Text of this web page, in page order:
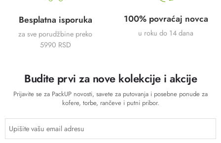
Besplatna isporuka
za sve porudžbine preko
5990 RSD
100% povraćaj novca
u roku do 14 dana
Budite prvi za nove kolekcije i akcije
Prijavite se za PackUP novosti, savete za putovanja i posebne ponude za
kofere, torbe, rančeve i putni pribor.